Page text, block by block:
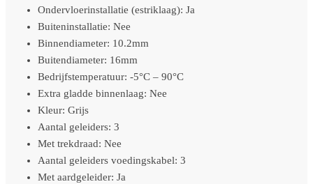
Ondervloerinstallatie (estriklaag): Ja
Buiteninstallatie: Nee
Binnendiameter: 10.2mm
Buitendiameter: 16mm
Bedrijfstemperatuur: -5°C – 90°C
Extra gladde binnenlaag: Nee
Kleur: Grijs
Aantal geleiders­: 3
Met trekdraad: Nee
Aantal geleiders voedingskabel: 3
Met aardgeleider: Ja